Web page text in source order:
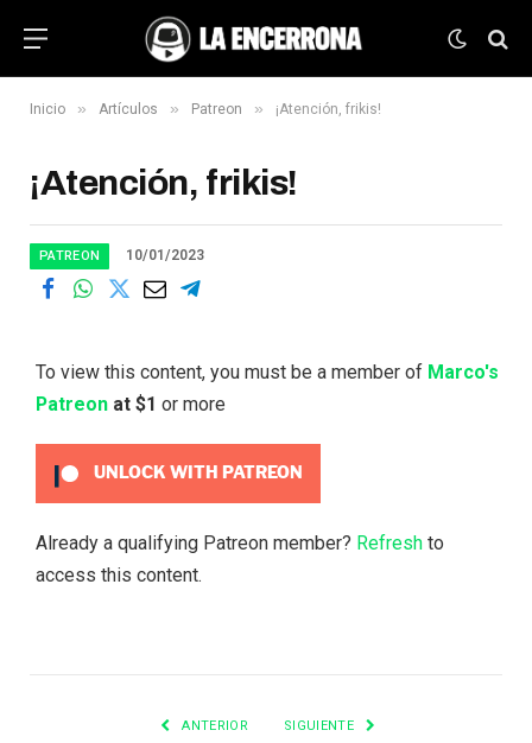
Inicio » Artículos » Patreon » ¡Atención, frikis!
¡Atención, frikis!
PATREON 10/01/2023
To view this content, you must be a member of Marco's
Patreon at $1 or more
UNLOCK WITH PATREON
Already a qualifying Patreon member? Refresh to
access this content.
ANTERIOR SIGUIENTE